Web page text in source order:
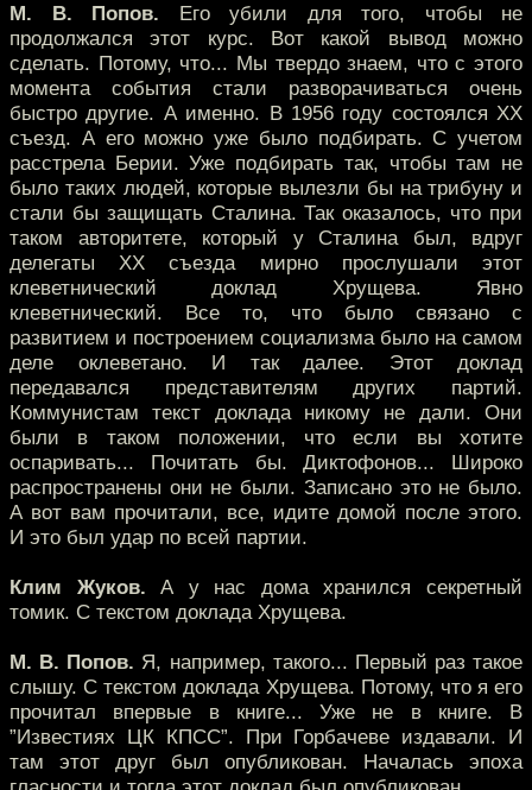
М. В. Попов. Его убили для того, чтобы не
продолжался этот курс. Вот какой вывод можно
сделать. Потому, что... Мы твердо знаем, что с этого
момента события стали разворачиваться очень
быстро другие. А именно. В 1956 году состоялся XX
съезд. А его можно уже было подбирать. С учетом
расстрела Берии. Уже подбирать так, чтобы там не
было таких людей, которые вылезли бы на трибуну и
стали бы защищать Сталина. Так оказалось, что при
таком авторитете, который у Сталина был, вдруг
делегаты XX съезда мирно прослушали этот
клеветнический доклад Хрущева. Явно
клеветнический. Все то, что было связано с
развитием и построением социализма было на самом
деле оклеветано. И так далее. Этот доклад
передавался представителям других партий.
Коммунистам текст доклада никому не дали. Они
были в таком положении, что если вы хотите
оспаривать... Почитать бы. Диктофонов... Широко
распространены они не были. Записано это не было.
А вот вам прочитали, все, идите домой после этого.
И это был удар по всей партии.
Клим Жуков. А у нас дома хранился секретный
томик. С текстом доклада Хрущева.
М. В. Попов. Я, например, такого... Первый раз такое
слышу. С текстом доклада Хрущева. Потому, что я его
прочитал впервые в книге... Уже не в книге. В
”Известиях ЦК КПСС”. При Горбачеве издавали. И
там этот друг был опубликован. Началась эпоха